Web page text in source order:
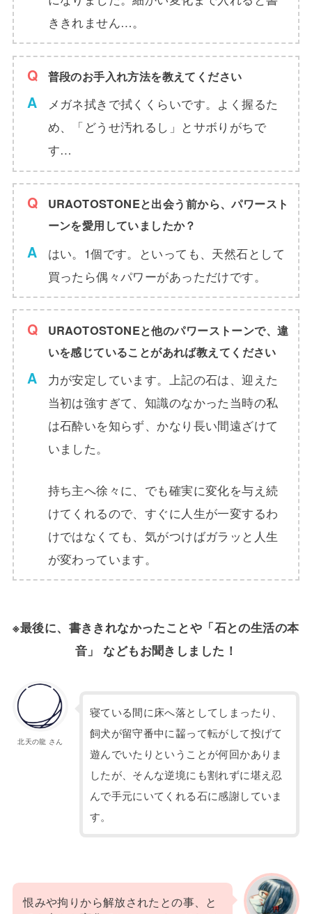
ききれません…。
普段のお手入れ方法を教えてください
メガネ拭きで拭くくらいです。よく握るた
め、「どうせ汚れるし」とサボりがちで
す…
URAOTOSTONEと出会う前から、パワースト
ーンを愛用していましたか？
はい。1個です。といっても、天然石として
買ったら偶々パワーがあっただけです。
URAOTOSTONEと他のパワーストーンで、違
いを感じていることがあれば教えてください
力が安定しています。上記の石は、迎えた
当初は強すぎて、知識のなかった当時の私
は石酔いを知らず、かなり長い間遠ざけて
いました。
持ち主へ徐々に、でも確実に変化を与え続
けてくれるので、すぐに人生が一変するわ
けではなくても、気がつけばガラッと人生
が変わっています。
※最後に、書ききれなかったことや「石との生活の本
音」 などもお聞きしました！
北天の龍 さん
寝ている間に床へ落としてしまったり、
飼犬が留守番中に齧って転がして投げて
遊んでいたりということが何回かありま
したが、そんな逆境にも割れずに堪え忍
んで手元にいてくれる石に感謝していま
す。
恨みや拘りから解放されたとの事、と